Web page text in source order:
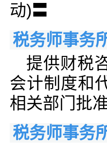
动)〓
税务师事务
提供财税
会计制度和
相关部门批
税务师事务